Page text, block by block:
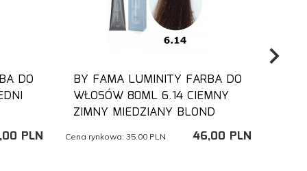
DO
00 PLN
BY FAMA LUMINITY FARBA DO
WŁOSÓW 80ML 6.14 CIEMNY
ZIMNY MIEDZIANY BLOND
46,00 PLN
Cena rynkowa: 35.00 PLN